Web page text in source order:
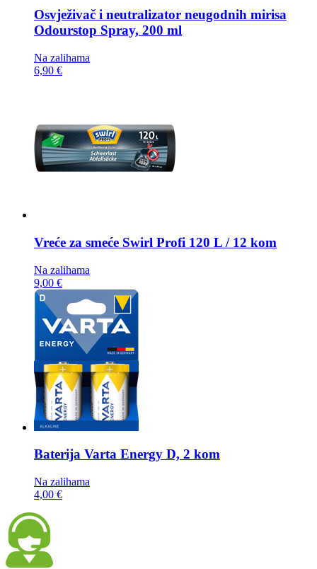
Osvježivač i neutralizator neugodnih mirisa
Odourstop Spray, 200 ml
Na zalihama
6,90 €
Vreće za smeće Swirl Profi 120 L / 12 kom
Na zalihama
9,00 €
Baterija Varta Energy D, 2 kom
Na zalihama
4,00 €